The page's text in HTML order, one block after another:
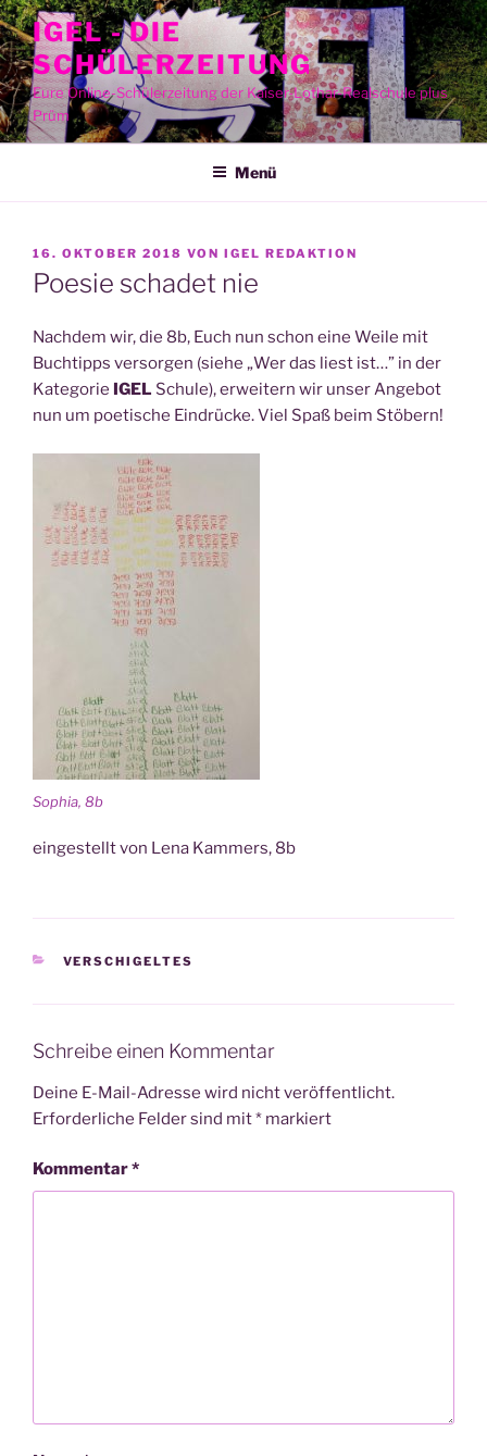
Zum
Inhalt
springen
IGEL - DIE
SCHÜLERZEITUNG
Eure Online-Schülerzeitung der Kaiser-Lothar-Realschule plus
Prüm
Menü
VERÖFFENTLICHT
AM
16. OKTOBER 2018 VON IGEL REDAKTION
Poesie schadet nie
Nach­dem wir, die 8b, Euch nun schon eine Wei­le mit
Buch­tipps ver­sor­gen (sie­he „Wer das liest ist…” in der
Kate­go­rie IGEL Schu­le), erwei­tern wir unser Ange­bot
nun um poe­ti­sche Ein­drü­cke. Viel Spaß beim Stöbern!
Sophia, 8b
ein­ge­stellt von Lena Kam­mers, 8b
KATEGORIEN
VERSCHIGELTES
Schreibe einen Kommentar
Deine E-Mail-Adresse wird nicht veröffentlicht.
Erforderliche Felder sind mit* markiert
Kommentar*